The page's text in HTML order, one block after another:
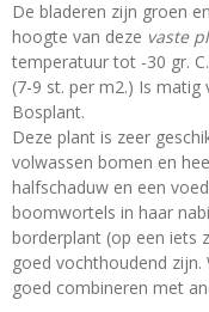
De bladeren zijn groen
hoogte van deze vaste
temperatuur tot -30 gr.
(7-9 st. per m2.) Is matig
Bosplant.
Deze plant is zeer
volwassen bomen en
halfschaduw en een
boomwortels in haar
borderplant (op een iets
goed vochthoudend
goed combineren met